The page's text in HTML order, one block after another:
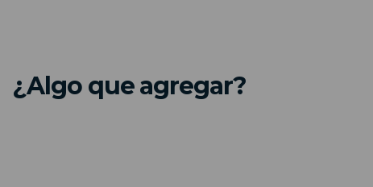
¿Algo que agregar?